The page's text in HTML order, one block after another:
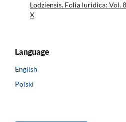
Lodziensis. Folia Iuridica: Vol.
X
Language
English
Polski